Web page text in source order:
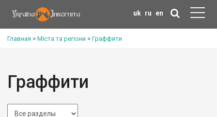
uk ru en
Главная > Міста та регіони > Граффити
Граффити